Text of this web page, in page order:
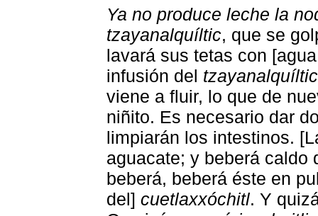
Ya no produce leche la
tzayanalquíltic, que se
lavará sus tetas con
infusión del tzayanalquíltic
viene a fluir, lo que de
niñito. Es necesario dar
limpiarán los intestinos.
aguacate; y beberá caldo
beberá, beberá éste en
del] cuetlaxxóchitl. Y